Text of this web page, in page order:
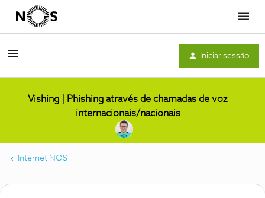
Menu
Iniciar sessão
Vishing | Phishing através de chamadas de voz
internacionais/nacionais
Internet NOS